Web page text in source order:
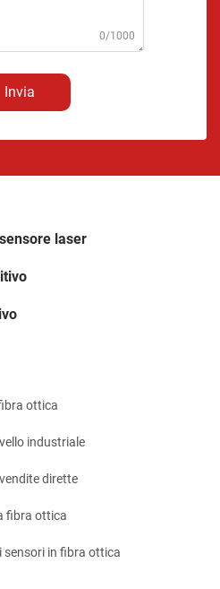
0/1000
Invia
sensore laser
ottica
industriale
dirette
fibra ottica
sensori in fibra ottica